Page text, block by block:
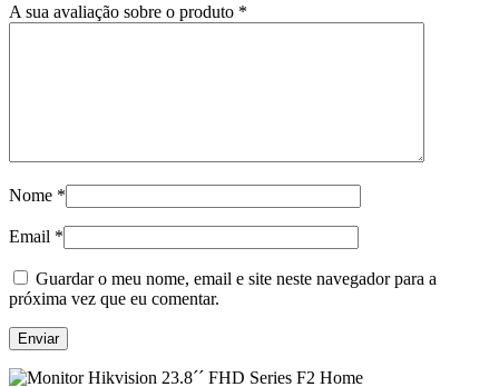
A sua avaliação sobre o produto *
Nome *
Email *
Guardar o meu nome, email e site neste navegador para a
próxima vez que eu comentar.